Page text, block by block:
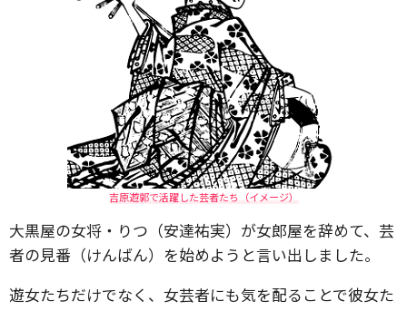
吉原遊郭で活躍した芸者たち（イメージ）
大黒屋の女将・りつ（安達祐実）が女郎屋を辞めて、芸
者の見番（けんばん）を始めようと言い出しました。
遊女たちだけでなく、女芸者にも気を配ることで彼女た